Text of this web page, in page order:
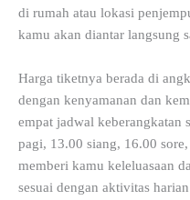
di rumah atau lokasi
kamu akan diantar langsung
Harga tiketnya berada di
dengan kenyamanan dan
empat jadwal keberangkatan
pagi, 13.00 siang, 16.00
memberi kamu keleluasaan
sesuai dengan aktivitas